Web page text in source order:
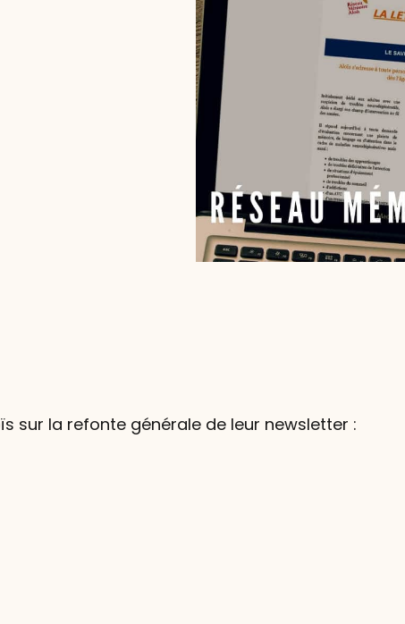
sur la refonte générale de leur newsletter :